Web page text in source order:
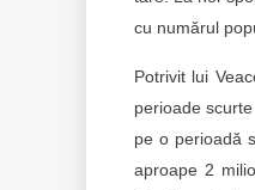
cu numărul
Potrivit lui
perioade
pe o perioadă
aproape 2